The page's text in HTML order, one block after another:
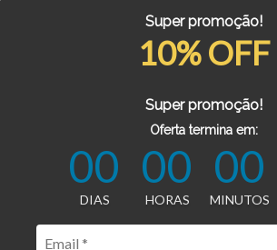
Super promoção!
10% OFF
Super promoção!
Oferta termina em:
00
DIAS
00
HORAS
00
MINUTOS